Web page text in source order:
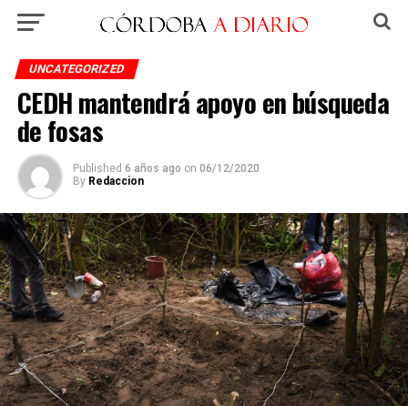
UNCATEGORIZED
CEDH mantendrá apoyo en búsqueda
de fosas
Published 6 años ago on 06/12/2020
By Redaccion